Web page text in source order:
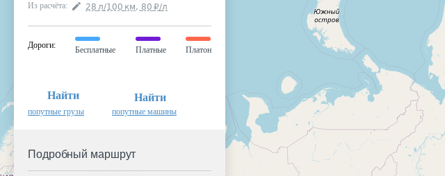
Из расчёта: 28 л/100 км, 80 ₽/л
Дороги:
Бесплатные Платные Платон
Найти
попутные грузы
Найти
попутные машины
Подробный маршрут